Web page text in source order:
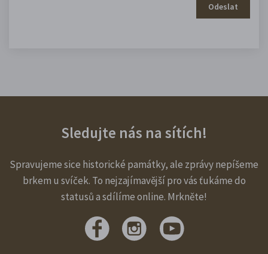
Odeslat
Sledujte nás na sítích!
Spravujeme sice historické památky, ale zprávy nepíšeme
brkem u svíček. To nejzajímavější pro vás ťukáme do
statusů a sdílíme online. Mrkněte!